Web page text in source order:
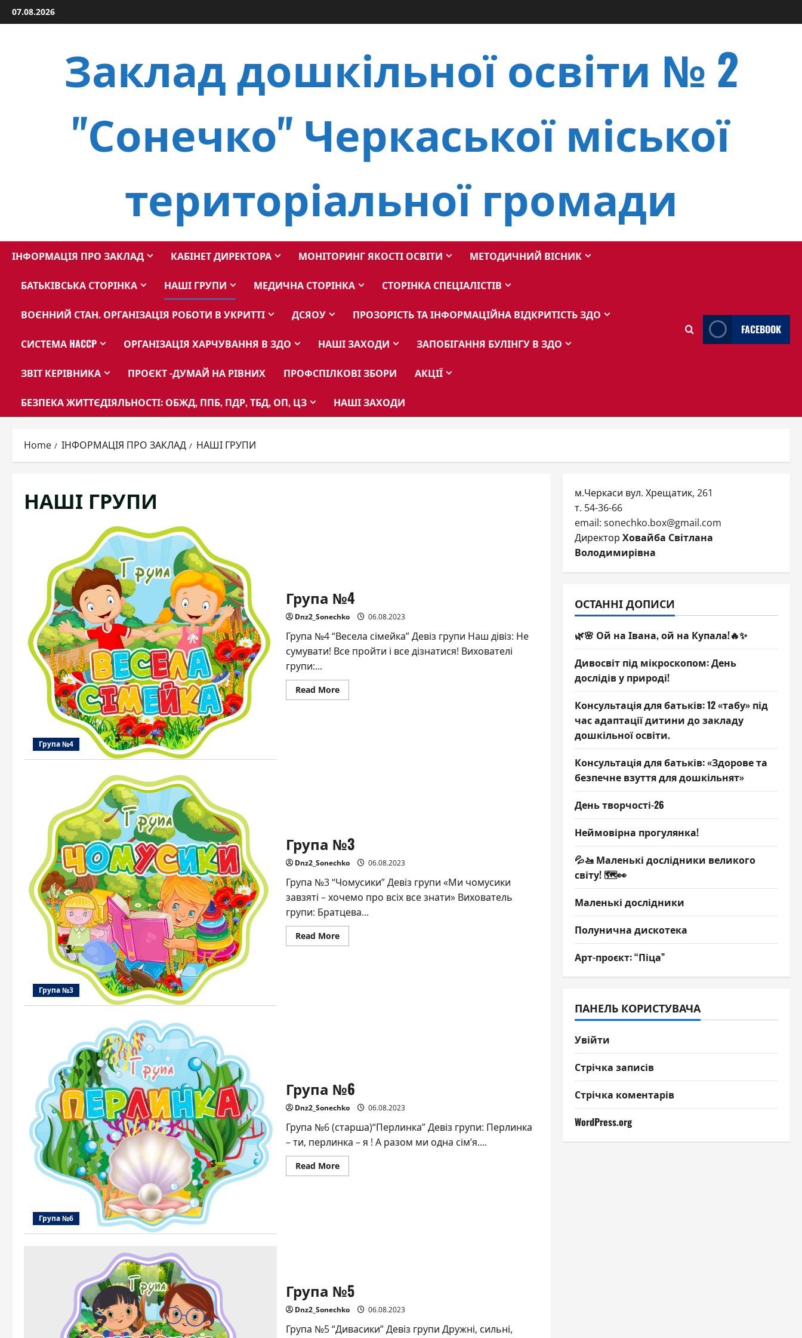
Skip
to
07.08.2026
Заклад дошкільної освіти № 2
"Сонечко" Черкаської міської
територіальної громади
ІНФОРМАЦІЯ ПРО ЗАКЛАД КАБІНЕТ ДИРЕКТОРА МОНІТОРИНГ ЯКОСТІ ОСВІТИ МЕТОДИЧНИЙ ВІСНИК
БАТЬКІВСЬКА СТОРІНКА НАШІ ГРУПИ МЕДИЧНА СТОРІНКА СТОРІНКА СПЕЦІАЛІСТІВ
ВОЄННИЙ СТАН. ОРГАНІЗАЦІЯ РОБОТИ В УКРИТТІ ДСЯОУ ПРОЗОРІСТЬ ТА ІНФОРМАЦІЙНА ВІДКРИТІСТЬ ЗДО
СИСТЕМА HACCP ОРГАНІЗАЦІЯ ХАРЧУВАННЯ В ЗДО НАШІ ЗАХОДИ ЗАПОБІГАННЯ БУЛІНГУ В ЗДО
ЗВІТ КЕРІВНИКА ПРОЄКТ -ДУМАЙ НА РІВНИХ ПРОФСПІЛКОВІ ЗБОРИ АКЦІЇ
БЕЗПЕКА ЖИТТЄДІЯЛЬНОСТІ: ОБЖД, ППБ, ПДР, ТБД, ОП, ЦЗ НАШІ ЗАХОДИ
FACEBOOK
Home ІНФОРМАЦІЯ ПРО ЗАКЛАД НАШІ ГРУПИ
НАШІ ГРУПИ
Група №4
Група №4
Dnz2_Sonechko 06.08.2023
Група №4 “Весела сімейка” Девіз групи Наш дівіз: Не
сумувати! Все пройти і все дізнатися! Вихователі
групи:...
Read MoreRead
more
Група №3
Група №3
Dnz2_Sonechko 06.08.2023
Група №3 “Чомусики” Девіз групи «Ми чомусики
завзяті – хочемо про всіх все знати» Вихователь
групи: Братцева...
Read MoreRead
more
Група №6
Група №6
Dnz2_Sonechko 06.08.2023
Група №6 (старша)“Перлинка” Девіз групи: Перлинка
– ти, перлинка – я ! А разом ми одна сім’я....
Read MoreRead
more
Група №5
Dnz2_Sonechko 06.08.2023
Група №5 “Дивасики” Девіз групи Дружні, сильні,
м.Черкаси вул. Хрещатик, 261
т. 54-36-66
email: sonechko.box@gmail.com
Директор Ховайба Світлана
Володимирівна
ОСТАННІ ДОПИСИ
🌿🌸 Ой на Івана, ой на Купала!🔥✨
Дивосвіт під мікроскопом: День
дослідів у природі!
Консультація для батьків: 12 «табу» під
час адаптації дитини до закладу
дошкільної освіти.
Консультація для батьків: «Здорове та
безпечне взуття для дошкільнят»
День творчості-26
Неймовірна прогулянка!
💦🚤 Маленькі дослідники великого
світу! 🗺️👀
Маленькі дослідники
Полунична дискотека
Арт-проєкт: “Піца”
ПАНЕЛЬ КОРИСТУВАЧА
Увійти
Стрічка записів
Стрічка коментарів
WordPress.org